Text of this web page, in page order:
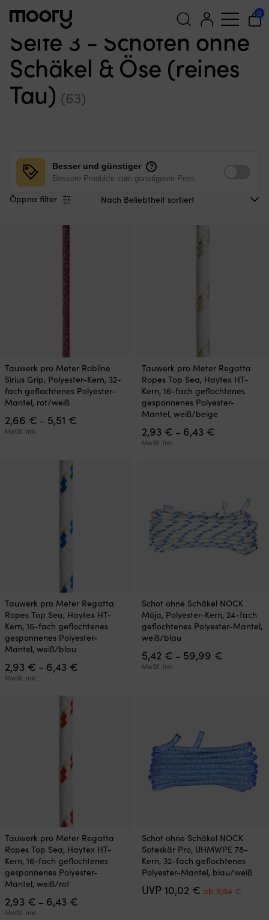
Suchen
nach:
0
Tau)—Seite 3
Seite 3 - Schoten ohne
Schäkel & Öse (reines
Tau) (63)
Öppna filter
Besser und günstiger ?
Bessere Produkte zum günstigeren Preis
Dieses
Produkt
weist
mehrere
Varianten
auf.
Die
Tauwerk pro Meter Robline
Sirius Grip, Polyester-Kern, 32-
fach geflochtenes Polyester-
Mantel, rot/weiß
2,66 € – 5,51 €
MwSt. inkl.
Dieses
Produkt
weist
mehrere
Varianten
auf.
Die
Optionen
werden
Tauwerk pro Meter Regatta
Ropes Top Sea, Haytex HT-
Kern, 16-fach geflochtenes
gesponnenes Polyester-
Mantel, weiß/beige
2,93 € – 6,43 €
MwSt. inkl.
Dieses
Produkt
weist
mehrere
Varianten
auf.
Die
Optionen
Tauwerk pro Meter Regatta
Ropes Top Sea, Haytex HT-
Kern, 16-fach geflochtenes
gesponnenes Polyester-
Mantel, weiß/blau
2,93 € – 6,43 €
MwSt. inkl.
Dieses
Produkt
weist
mehrere
Varianten
auf.
Die
werden
Schot ohne Schäkel NOCK
Möja, Polyester-Kern, 24-fach
geflochtenes Polyester-Mantel,
weiß/blau
5,42 € – 59,99 €
MwSt. inkl.
Dieses
Produkt
weist
mehrere
Varianten
auf.
Die
Optionen
Tauwerk pro Meter Regatta
Ropes Top Sea, Haytex HT-
Kern, 16-fach geflochtenes
gesponnenes Polyester-
Mantel, weiß/rot
2,93 € – 6,43 €
MwSt. inkl.
Dieses
Produkt
weist
mehrere
Varianten
auf.
Schot ohne Schäkel NOCK
Soteskär Pro, UHMWPE 78-
Kern, 32-fach geflochtenes
Polyester-Mantel, blau/weiß
UVP 10,02 € Ursprünglicher
Preis
ab 9,64 €